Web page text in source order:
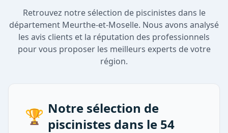
Retrouvez notre sélection de piscinistes dans le
département Meurthe-et-Moselle. Nous avons analysé
les avis clients et la réputation des professionnels
pour vous proposer les meilleurs experts de votre
région.
🏆 Notre sélection de
piscinistes dans le 54